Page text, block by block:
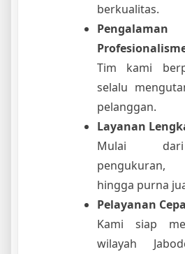
berkualitas.
Tim kami
selalu
pelanggan.
Layanan
Mulai
hingga purna
Pelayanan
Kami siap
wilayah